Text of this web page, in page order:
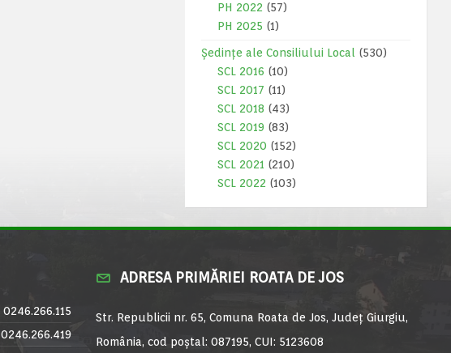
PH 2022 (57)
PH 2025 (1)
Ședințe ale Consiliului Local
(530)
SCL 2016 (10)
SCL 2017 (11)
SCL 2018 (43)
SCL 2019 (83)
SCL 2020 (152)
SCL 2021 (210)
SCL 2022 (103)
0246.266.115
0246.266.419
ADRESA PRIMĂRIEI ROATA DE JOS
Str. Republicii nr. 65, Comuna Roata de Jos, Județ Giurgiu,
România, cod poștal: 087195, CUI: 5123608